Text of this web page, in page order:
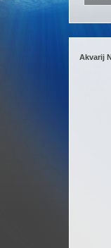
Akvarij